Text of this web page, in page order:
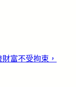
富不受拘束，